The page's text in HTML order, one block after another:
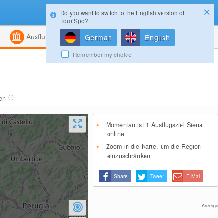
Kombiniert
Ausflugsziele Magazin
(1)
Momentan ist 1 Ausflugsziel Siena
online
Zoom in die Karte, um die Region
einzuschränken
Share Tweet E-Mail
Anzeige
Login
Do you want to switch to the English version of
TouriSpo?
German English
Remember my choice
Konfigurator Gewinnspiele